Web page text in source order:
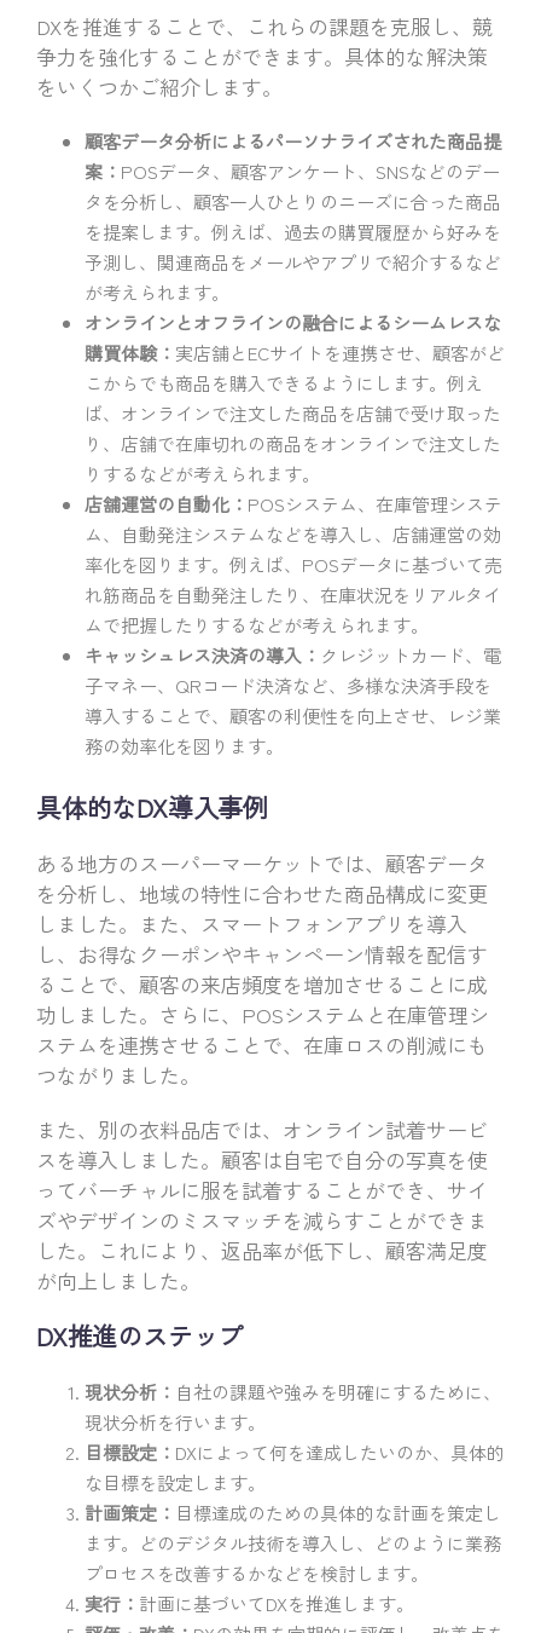
DXを推進することで、これらの課題を克服し、競
争力を強化することができます。具体的な解決策
をいくつかご紹介します。
顧客データ分析によるパーソナライズされた商品提
案： POSデータ、顧客アンケート、SNSなどのデー
タを分析し、顧客一人ひとりのニーズに合った商品
を提案します。例えば、過去の購買履歴から好みを
予測し、関連商品をメールやアプリで紹介するなど
が考えられます。
オンラインとオフラインの融合によるシームレスな
購買体験： 実店舗とECサイトを連携させ、顧客がど
こからでも商品を購入できるようにします。例え
ば、オンラインで注文した商品を店舗で受け取った
り、店舗で在庫切れの商品をオンラインで注文した
りするなどが考えられます。
店舗運営の自動化： POSシステム、在庫管理システ
ム、自動発注システムなどを導入し、店舗運営の効
率化を図ります。例えば、POSデータに基づいて売
れ筋商品を自動発注したり、在庫状況をリアルタイ
ムで把握したりするなどが考えられます。
キャッシュレス決済の導入： クレジットカード、電
子マネー、QRコード決済など、多様な決済手段を
導入することで、顧客の利便性を向上させ、レジ業
務の効率化を図ります。
具体的なDX導入事例
ある地方のスーパーマーケットでは、顧客データ
を分析し、地域の特性に合わせた商品構成に変更
しました。また、スマートフォンアプリを導入
し、お得なクーポンやキャンペーン情報を配信す
ることで、顧客の来店頻度を増加させることに成
功しました。さらに、POSシステムと在庫管理シ
ステムを連携させることで、在庫ロスの削減にも
つながりました。
また、別の衣料品店では、オンライン試着サービ
スを導入しました。顧客は自宅で自分の写真を使
ってバーチャルに服を試着することができ、サイ
ズやデザインのミスマッチを減らすことができま
した。これにより、返品率が低下し、顧客満足度
が向上しました。
DX推進のステップ
現状分析： 自社の課題や強みを明確にするために、
現状分析を行います。
目標設定： DXによって何を達成したいのか、具体的
な目標を設定します。
計画策定： 目標達成のための具体的な計画を策定し
ます。どのデジタル技術を導入し、どのように業務
プロセスを改善するかなどを検討します。
実行： 計画に基づいてDXを推進します。